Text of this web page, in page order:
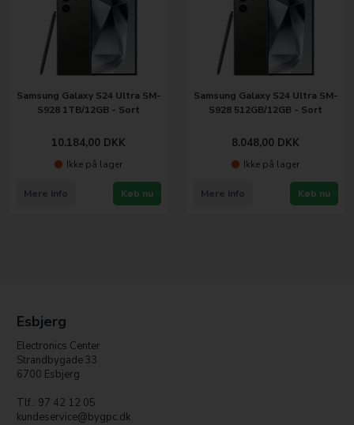
Samsung Galaxy S24 Ultra SM-
S928 1TB/12GB - Sort
10.184,00 DKK
Ikke på lager
Køb nu
Mere info
Samsung Galaxy S24 Ultra SM-
S928 512GB/12GB - Sort
8.048,00 DKK
Ikke på lager
Køb nu
Mere info
Esbjerg
Electronics Center
Strandbygade 33
6700 Esbjerg
Tlf.: 97 42 12 05
kundeservice@bygpc.dk